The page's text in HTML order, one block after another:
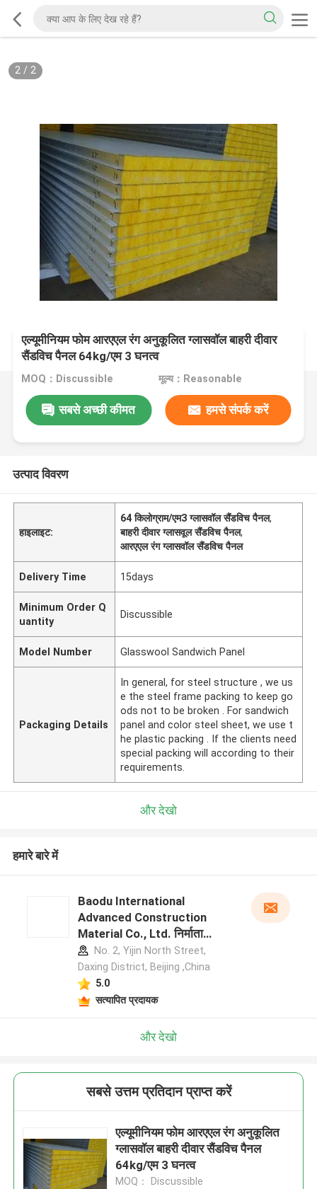
2/ 2
एल्यूमीनियम फोम आरएएल रंग अनुकूलित ग्लासवॉल बाहरी दीवार
सैंडविच पैनल 64kg/एम 3 घनत्व
MOQ：Discussible मूल्य：Reasonable
सबसे अच्छी कीमत हमसे संपर्क करें
उत्पाद विवरण
हाइलाइट:
64 किलोग्राम/एम3 ग्लासवॉल सैंडविच पैनल,
बाहरी दीवार ग्लासवूल सैंडविच पैनल,
आरएएल रंग ग्लासवॉल सैंडविच पैनल
Delivery Time 15days
Minimum Order Q
uantity
Discussible
Model Number Glasswool Sandwich Panel
Packaging Details
In general, for steel structure , we us
e the steel frame packing to keep go
ods not to be broken . For sandwich
panel and color steel sheet, we use t
he plastic packing . If the clients need
special packing will according to their
requirements.
और देखो
हमारे बारे में
Baodu International
Advanced Construction
Material Co., Ltd. निर्माता
प्रोफ़ाइलNo. 2, Yijin North Street,
Daxing District, Beijing ,China
5.0
सत्यापित प्रदायक
और देखो
सबसे उत्तम प्रतिदान प्राप्त करें
एल्यूमीनियम फोम आरएएल रंग अनुकूलित
ग्लासवॉल बाहरी दीवार सैंडविच पैनल
64kg/एम 3 घनत्व
MOQ： Discussible